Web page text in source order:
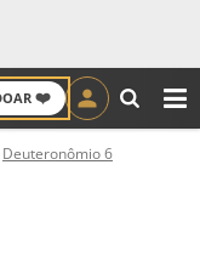
❤️
Deuteronômio 6